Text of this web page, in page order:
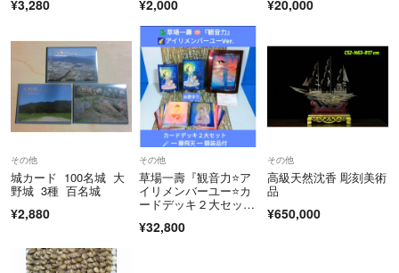
¥3,280 ¥2,000 きい オブジェ
¥20,000
その他
城カード 100名城 大
野城 3種 百名城
¥2,880
その他
草場一壽『観音力⭐ア
イリメンバーユー⭐カ
ードデッキ２大セッ
¥32,800
その他
高級天然沈香 彫刻美術
品
¥650,000